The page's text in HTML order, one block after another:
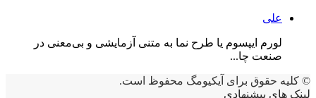
علی
لورم ایپسوم یا طرح‌ نما به متنی آزمایشی و بی‌معنی در
صنعت چا...
© کلیه حقوق برای آیکیومگ محفوظ است.
لینک های پیشنهادی